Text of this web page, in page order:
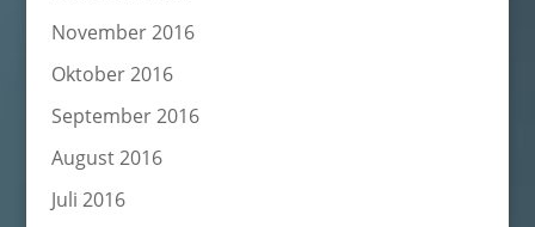
November 2016
Oktober 2016
September 2016
August 2016
Juli 2016